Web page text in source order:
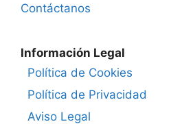
Contáctanos
Información Legal
Política de Cookies
Política de Privacidad
Aviso Legal